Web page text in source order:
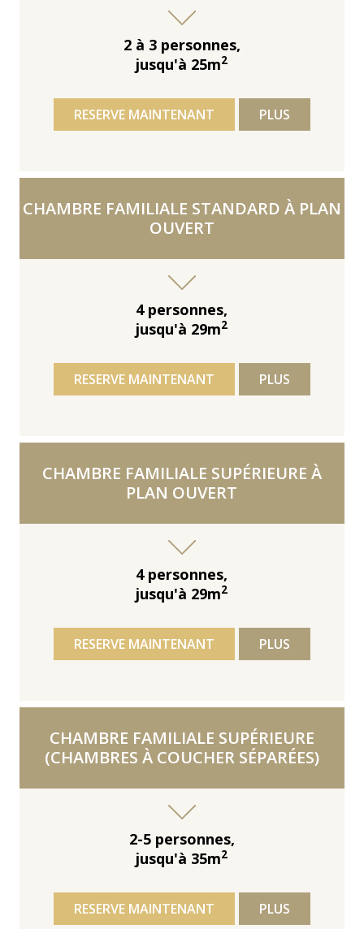
2 à 3 personnes,
jusqu'à 25m2
RESERVE MAINTENANT PLUS
CHAMBRE FAMILIALE STANDARD À PLAN
OUVERT
4 personnes,
jusqu'à 29m2
RESERVE MAINTENANT PLUS
CHAMBRE FAMILIALE SUPÉRIEURE À
PLAN OUVERT
4 personnes,
jusqu'à 29m2
RESERVE MAINTENANT PLUS
CHAMBRE FAMILIALE SUPÉRIEURE
(CHAMBRES À COUCHER SÉPARÉES)
2-5 personnes,
jusqu'à 35m2
RESERVE MAINTENANT PLUS